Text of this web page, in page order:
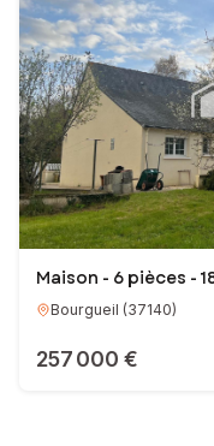
Maison - 6 pièces -
Bourgueil (37140)
257 000 €